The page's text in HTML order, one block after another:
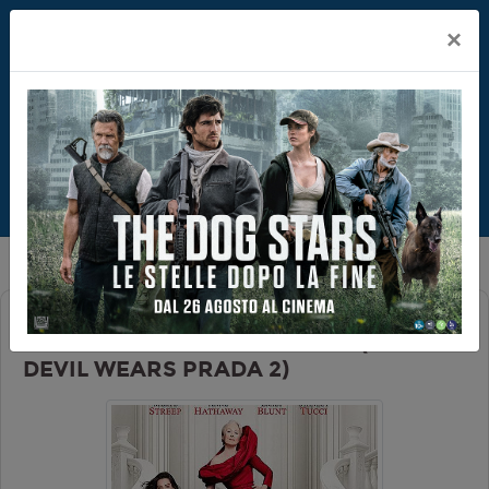
IL DIAVOLO VESTE PRADA 2 (THE
DEVIL WEARS PRADA 2)
×